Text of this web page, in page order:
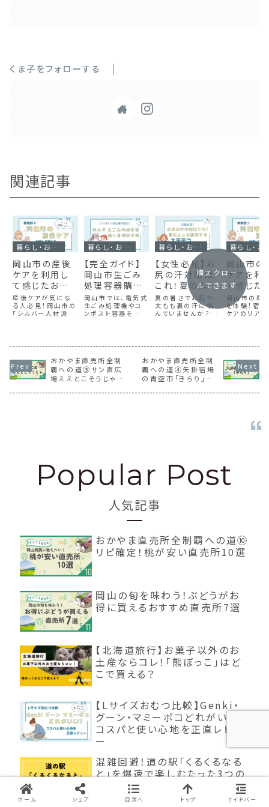
くま子をフォローする
関連記事
暮らし・お悩み解決
岡山市の産後
ケアを利用し
て感じたおす
すめ＆気にな
る点【体験談
②】
産後ケアが気にな
る人必見！岡山市の
「シルバー人材派遣
や注意点をまとめま
暮らし・お悩み解決
【完全ガイド】
岡山市生ごみ
処理容器購入
費補助でコン
ポストデビュ
ー！
岡山市では、電気式
生ごみ処理機やコ
ンポスト容器を購入
られていない申請
ついて詳しく解説
し、コンポスト初心
者が感じるメリッ
ト・デメリットもあ
わせてご紹介しま
暮らし・お悩み解決
【女性必見】お
尻の汗対策は
これ！夏のムレ
を解消するス
テテコの魅力
とは？
夏の暑さでお尻や
太もも裏の汗に悩
んでいませんか？こ
スパッツを紹介して
クや移動中も快適
に過ごせる商品を
チェックしてみてく
ださい！
岡山市の
ケアを利
て感じた
すめ＆気
る点【体
①】
岡山市の産
を体験！宿泊
ケアのリア
安なママ必
横スクロー
ルできます
おかやま直売所全制
覇への道③サン直広
場ええとこそうじゃ／
おかやま直売所全制
覇への道④矢掛宿場
の青空市「きらり」と
人気記事
おかやま直売所全制覇への道⑩
リピ確定！桃が安い直売所10選
岡山の旬を味わう！ぶどうがお
得に買えるおすすめ直売所7選
【北海道旅行】お菓子以外のお
土産ならコレ！「熊ぼっこ」はど
こで買える？
【Lサイズおむつ比較】Genki・
グーン・マミーポコどれがいい？
コスパと使い心地を正直レビュ
ー
混雑回避！道の駅「くるくるなる
と」を爆速で楽しむたった3つの
ホーム シェア 目次へ トップ サイドバー